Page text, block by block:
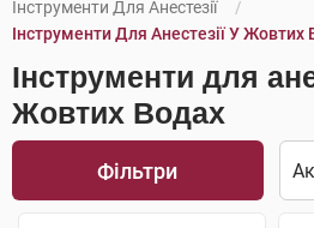
Інструменти Для Анестезії
Інструменти Для Анестезії У Жовтих
Інструменти для
Жовтих Водах
Фільтри